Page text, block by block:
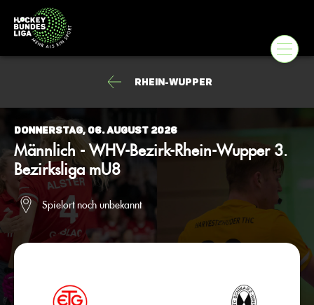
Rhein-Wupper
Donnerstag, 06. August 2026
Männlich - WHV-Bezirk-Rhein-Wupper 3.
Bezirksliga mU8
Spielort noch unbekannt